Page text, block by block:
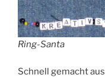
Ring-Santa
Schnell gemacht aus